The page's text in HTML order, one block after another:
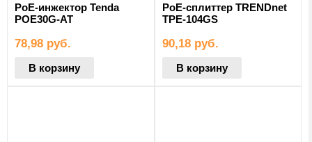
PoE-инжектор Tenda
POE30G-AT
78,98 руб.
В корзину
PoE-сплиттер TRENDnet
TPE-104GS
90,18 руб.
В корзину